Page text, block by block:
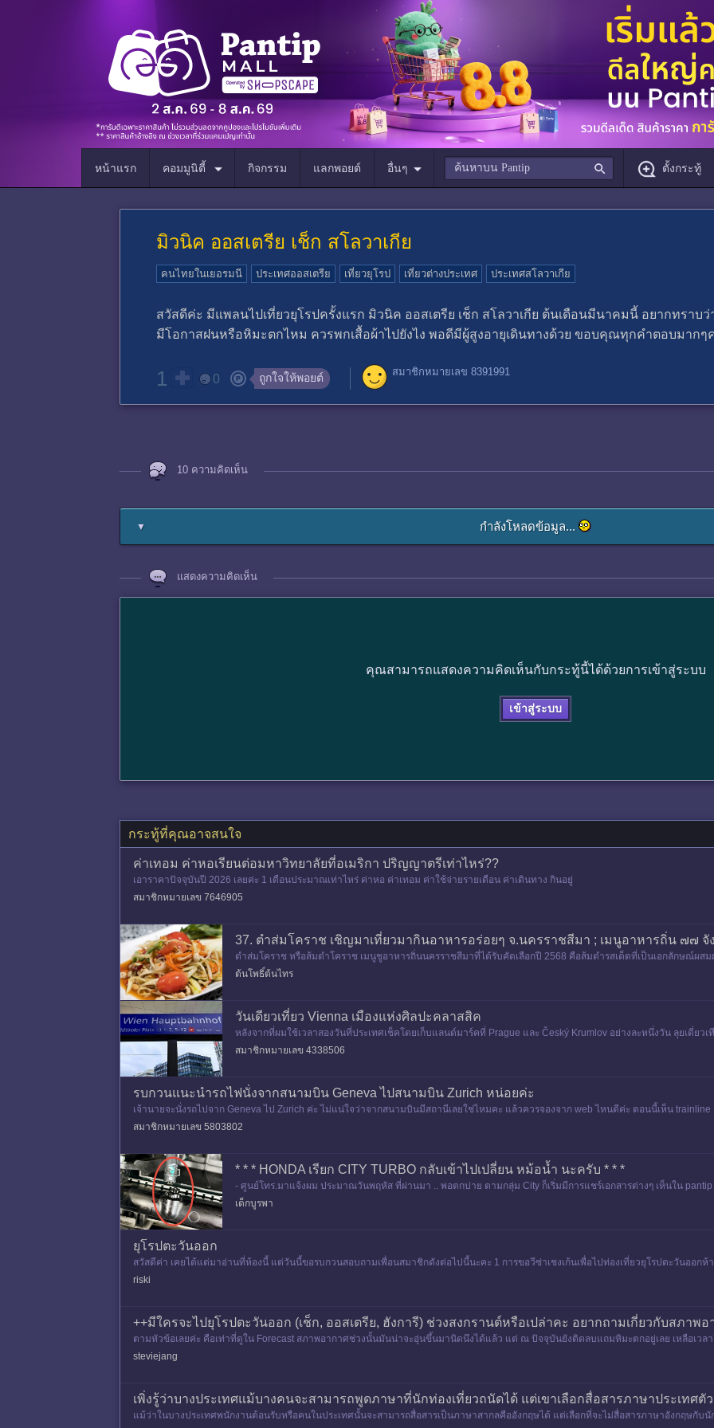
หน้าแรก คอมมูนิตี้ กิจกรรม แลกพอยต์ อื่นๆ ตั้งกระทู้
มิวนิค ออสเตรีย เช็ก สโลวาเกีย
คนไทยในเยอรมนี ประเทศออสเตรีย เที่ยวยุโรป เที่ยวต่างประเทศ ประเทศสโลวาเกีย
สวัสดีค่ะ มีแพลนไปเที่ยวยุโรปครั้งแรก มิวนิค ออสเตรีย เช็ก สโลวาเกีย ต้นเดือนมีนาคมนี้ อยากทราบ
มีโอกาสฝนหรือหิมะตกไหม ควรพกเสื้อผ้าไปยังไง พอดีมีผู้สูงอายุเดินทางด้วย ขอบคุณทุกคำตอบมากๆ
1 0 ถูกใจให้พอยต์ สมาชิกหมายเลข 8391991
10 ความคิดเห็น
▼ กำลังโหลดข้อมูล...
แสดงความคิดเห็น
คุณสามารถแสดงความคิดเห็นกับกระทู้นี้ได้ด้วยการเข้าสู่ระบบ
เข้าสู่ระบบ
กระทู้ที่คุณอาจสนใจ
ค่าเทอม ค่าหอเรียนต่อมหาวิทยาลัยที่อเมริกา ปริญญาตรีเท่าไหร่??
เอาราคาปัจจุบันปี 2026 เลยค่ะ 1 เดือนประมาณเท่าไหร่ ค่าหอ ค่าเทอม ค่าใช้จ่ายรายเดือน ค่าเดินทาง กินอยู่
สมาชิกหมายเลข 7646905
37. ตำส่มโคราช เชิญมาเที่ยวมากินอาหารอร่อยๆ จ.นครราชสีมา ; เมนูอาหารถิ่น ๗๗
ตำส่มโคราช หรือส้มตำโคราช เมนูชูอาหารถิ่นนครราชสีมาที่ได้รับคัดเลือกปี 2568 คือส้มตำรสเด็ดที่เป็นเอกลักษณ์ผส
ปลาป่น ขิงแก่ ถั่วลิสงคั่ว และกุ้งแห้ง&n
ต้นโพธิ์ต้นไทร
วันเดียวเที่ยว Vienna เมืองแห่งศิลปะคลาสสิค
หลังจากที่ผมใช้เวลาสองวันที่ประเทศเช็คโดยเก็บแลนด์มาร์คที่ Prague และ Český Krumlov อย่างละหนึ่งวัน ลุยเดี่ยว
1972 เที่ยวหนึ่งวันใน Česk&
สมาชิกหมายเลข 4338506
รบกวนแนะนำรถไฟนั่งจากสนามบิน Geneva ไปสนามบิน Zurich หน่อยค่ะ
เจ้านายจะนั่งรถไปจาก Geneva ไป Zurich ค่ะ ไม่แน่ใจว่าจากสนามบินมีสถานีเลยใช่ไหมคะ แล้วควรจองจาก web ไหนดีค่ะ ตอนนี้เห็น
คะ รบกวนผู้รู้แนะนำหน่อย
สมาชิกหมายเลข 5803802
* * * HONDA เรียก CITY TURBO กลับเข้าไปเปลี่ยน หม้อน้ำ นะครับ * * *
- ศูนย์โทร.มาแจ้งผม ประมาณวันพฤหัส ที่ผ่านมา .. พอตกบ่าย ตามกลุ่ม City ก็เริ่มมีการแชร์เอกสารต่างๆ เห็นใน pantip
คร ไม่ได้เข้ากลุ่ม City ครับ ปัญห
เด็กบูรพา
ยุโรปตะวันออก
สวัสดีค่า เคยได้แต่มาอ่านที่ห้องนี้ แต่วันนี้ขอรบกวนสอบถามเพื่อนสมาชิกดังต่อไปนี้นะคะ 1 การขอวีซ่าเชงเก้นเพื่อไปท่องเที่ยวยุโรปตะวันออกห้า
ละฮังการี
riski
++มีใครจะไปยุโรปตะวันออก (เช็ก, ออสเตรีย, ฮังการี) ช่วงสงกรานต์หรือเปล่าคะ อยากถามเกี่ยวกับสภาพอ
ตามหัวข้อเลยค่ะ คือเท่าที่ดูใน Forecast สภาพอากาศช่วงนั้นมันน่าจะอุ่นขึ้นมานิดนึงได้แล้ว แต่ ณ ปัจจุบันยังติดลบแถมหิมะตกอยู่เลย เหลือเวลา
พราะอาจจะต้
steviejang
เพิ่งรู้ว่าบางประเทศแม้บางคนจะสามารถพูดภาษาที่นักท่องเที่ยวถนัดได้ แต่เขาเลือกสื่อสารภาษาประเทศตัว
แม้ว่าในบางประเทศพนักงานต้อนรับหรือคนในประเทศนั้นจะสามารถสื่อสารเป็นภาษาสากลคืออังกฤษได้ แต่เลือกที่จะไม่สื่อสารภาษาอังกฤษกับนั